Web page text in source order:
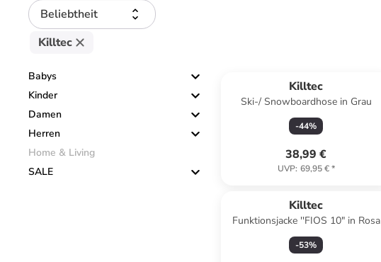
Beliebtheit
Killtec
Babys
Kinder
Damen
Herren
Home & Living
SALE
Killtec
Ski-/ Snowboardhose in Grau
-44%
38,99 €
UVP: 69,95 €*
Killtec
Funktionsjacke ''FIOS 10" in Rosa
-53%